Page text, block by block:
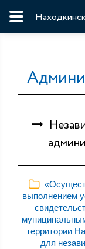
выполнением
территории
для